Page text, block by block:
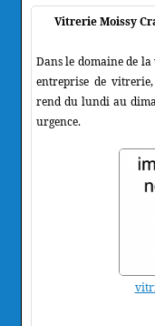
Vitrerie Moissy
Dans le domaine de
entreprise de
rend du lundi au
urgence.